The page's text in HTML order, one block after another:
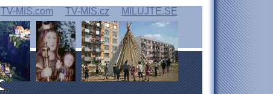
TV-MIS.com TV-MIS.cz MILUJTE.SE